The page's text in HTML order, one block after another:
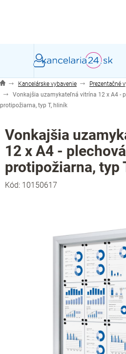
Kancelárske vybavenie Prezentačné
Vonkajšia uzamykateľná vitrína 12 x A4 -
protipožiarna, typ T, hliník
Vonkajšia
12 x A4 -
protipožiarna, typ
Kód: 10150617